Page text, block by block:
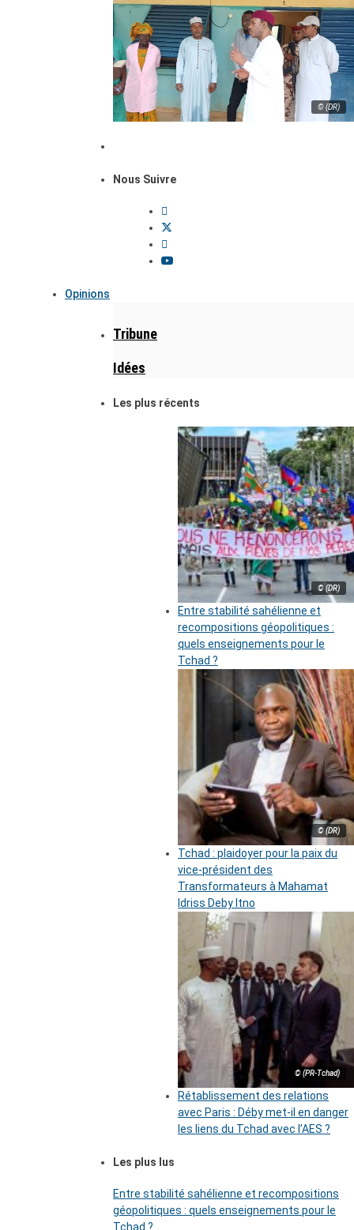
© (DR)
Nous Suivre
Opinions
Tribune
Idées
Les plus récents
© (DR)
Entre stabilité sahélienne et
recompositions géopolitiques :
quels enseignements pour le
Tchad ?
© (DR)
Tchad : plaidoyer pour la paix du
vice-président des
Transformateurs à Mahamat
Idriss Deby Itno
© (PR-Tchad)
Rétablissement des relations
avec Paris : Déby met-il en danger
les liens du Tchad avec l’AES ?
Les plus lus
Entre stabilité sahélienne et recompositions
géopolitiques : quels enseignements pour le
Tchad ?